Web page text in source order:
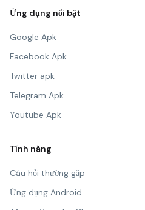
Ứng dụng nổi bật
Google Apk
Facebook Apk
Twitter apk
Telegram Apk
Youtube Apk
Tính năng
Câu hỏi thường gặp
Ứng dụng Android